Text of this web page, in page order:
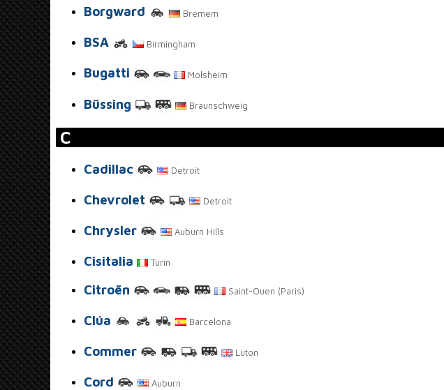
Borgward Bremem
BSA Birmingham
Bugatti Molsheim
Büssing Braunschweig
C
Cadillac Detroit
Chevrolet Detroit
Chrysler Auburn Hills
Cisitalia Turín
Citroën Saint-Ouen (Paris)
Clúa Barcelona
Commer Luton
Cord Auburn